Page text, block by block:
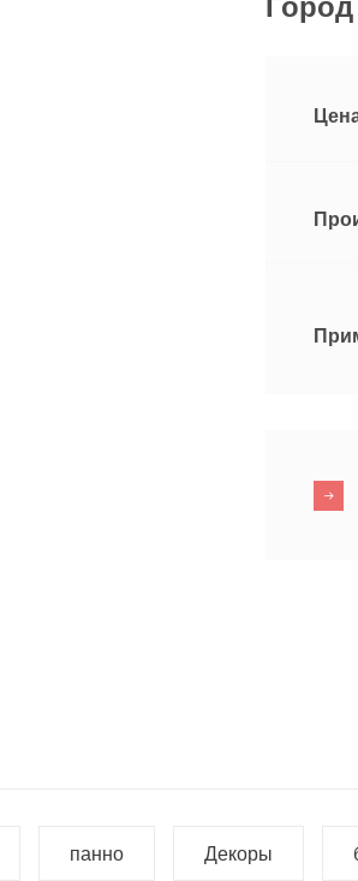
панно Декоры